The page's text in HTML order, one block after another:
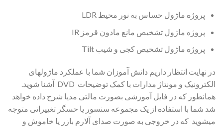
پروژه ماژول حساس به نور محیط LDR
پروژه ماژول تشخیص مانع مادون قرمز IR
پروژه ماژول تشخیص کجی و شیب Tilt
در نهایت انتظار داریم دانش آموزان شما با عملکرد ماژولهای
الکترونیک و مونتاژ مدارات با کمک توضیحات DVD آشنا شوید.
همانطور که در فایل آموزشی بصورت مالتی مدیا شرح داده خواهد
شد شما با استفاده از یک مجموعه سنسور یا حسگر تغییراتی متوجه
میشوید که در خروجی به صورت صدای آلارم بازر یا خاموش و